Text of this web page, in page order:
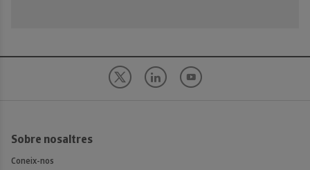
Sobre nosaltres
Coneix-nos